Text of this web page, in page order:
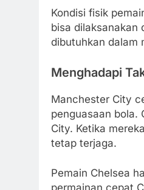
Kondisi fisik
bisa dilaksanakan
dibutuhkan dalam
Menghadapi
Manchester City
penguasaan bola.
City. Ketika
tetap terjaga.
Pemain Chelsea